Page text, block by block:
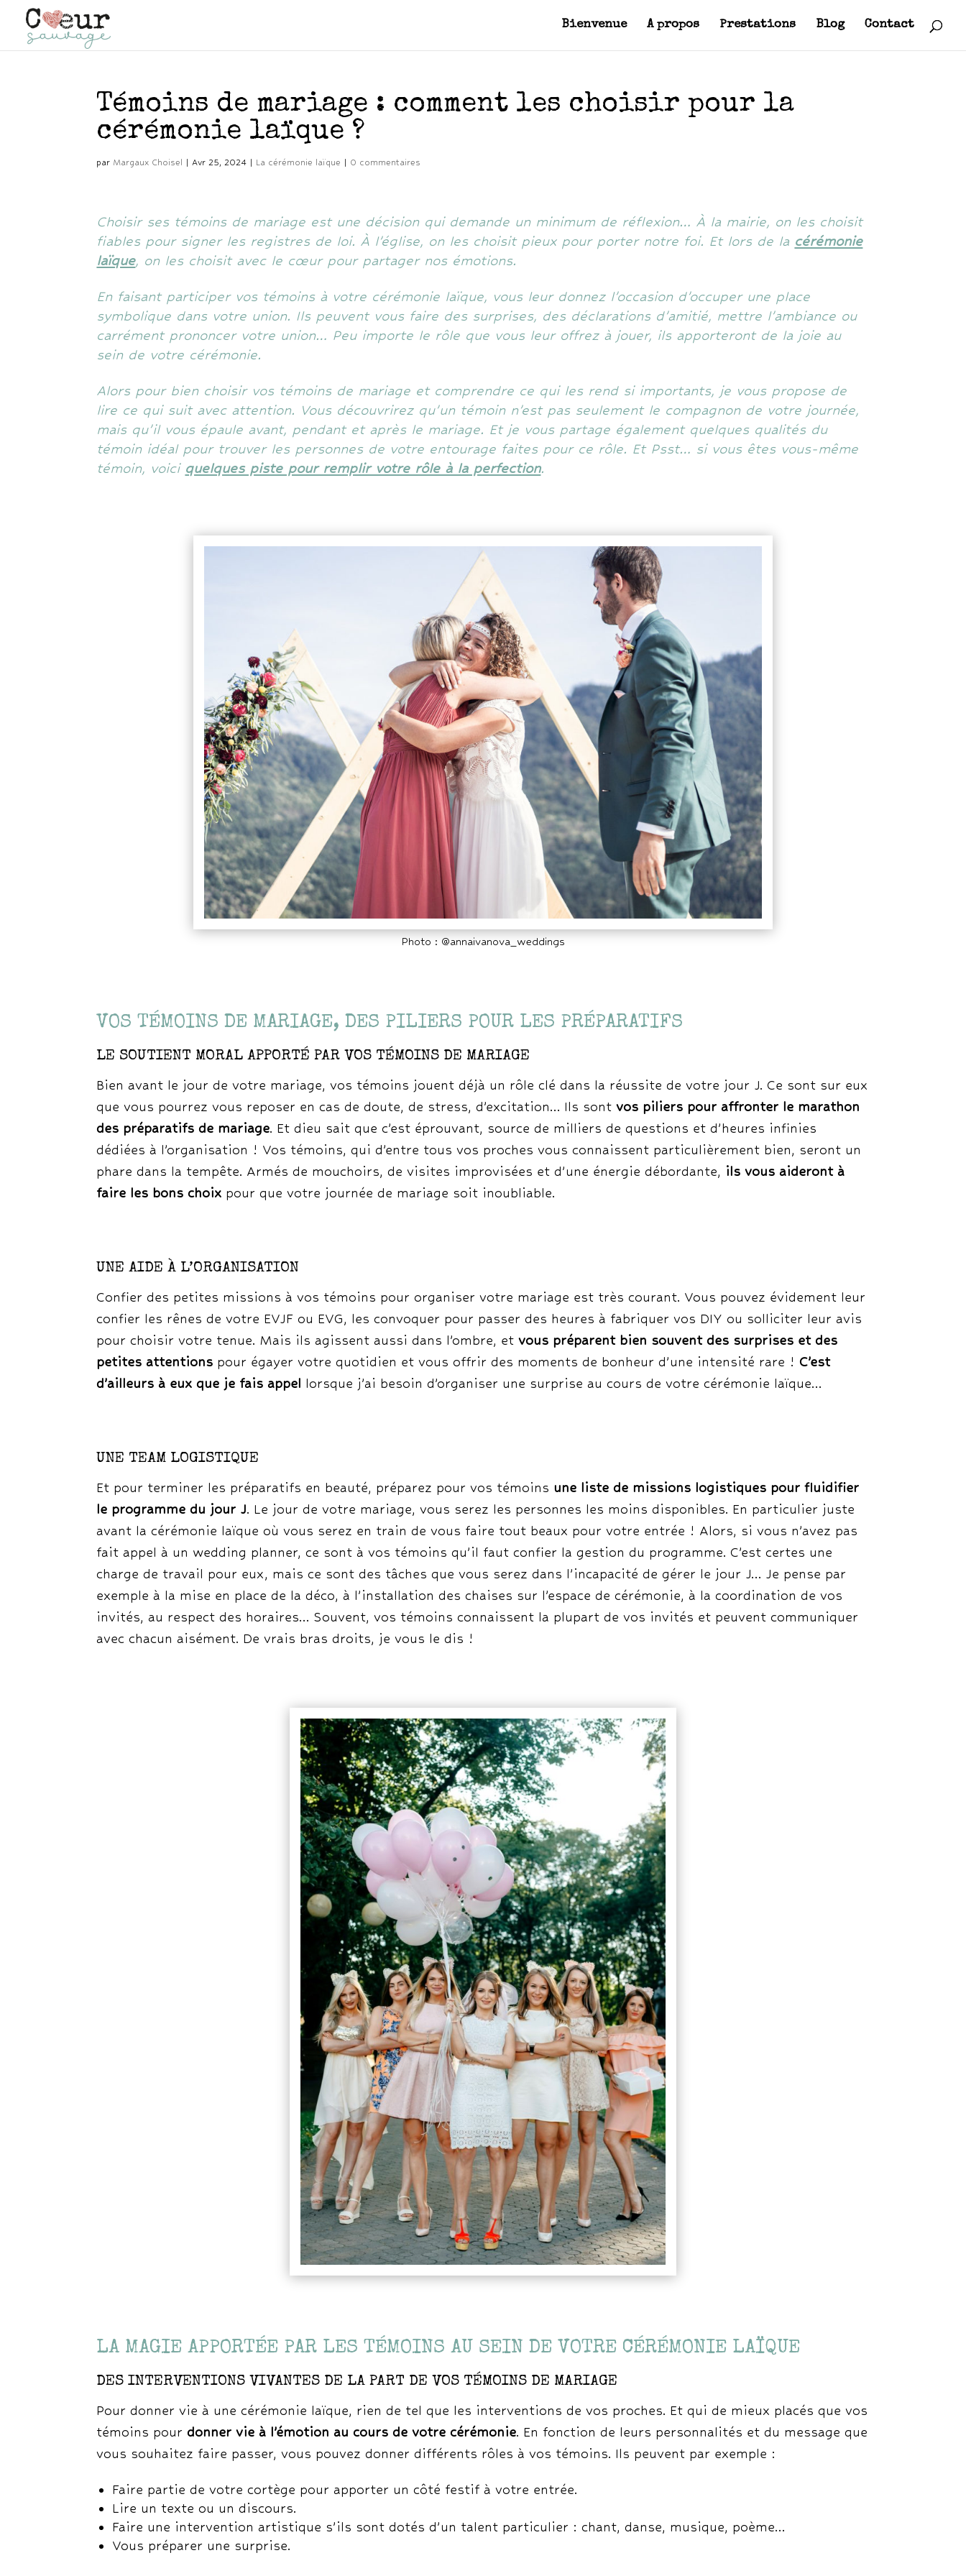
Bienvenue A propos Prestations Blog Contact
Témoins de mariage : comment les choisir pour la
cérémonie laïque ?
par Margaux Choisel |Avr 25, 2024 La cérémonie laïque 0 commentaires
Choisir ses témoins de mariage est une décision qui demande un minimum de réflexion… À la mairie, on les choisit
fiables pour signer les registres de loi. À l’église, on les choisit pieux pour porter notre foi. Et lors de la cérémonie
laïque, on les choisit avec le cœur pour partager nos émotions.
En faisant participer vos témoins à votre cérémonie laïque, vous leur donnez l’occasion d’occuper une place
symbolique dans votre union. Ils peuvent vous faire des surprises, des déclarations d’amitié, mettre l’ambiance ou
carrément prononcer votre union… Peu importe le rôle que vous leur offrez à jouer, ils apporteront de la joie au
sein de votre cérémonie.
Alors pour bien choisir vos témoins de mariage et comprendre ce qui les rend si importants, je vous propose de
lire ce qui suit avec attention. Vous découvrirez qu’un témoin n’est pas seulement le compagnon de votre journée,
mais qu’il vous épaule avant, pendant et après le mariage. Et je vous partage également quelques qualités du
témoin idéal pour trouver les personnes de votre entourage faites pour ce rôle. Et Psst… si vous êtes vous-même
témoin, voici quelques piste pour remplir votre rôle à la perfection.
Photo : @annaivanova_weddings
VOS TÉMOINS DE MARIAGE, DES PILIERS POUR LES PRÉPARATIFS
LE SOUTIENT MORAL APPORTÉ PAR VOS TÉMOINS DE MARIAGE
Bien avant le jour de votre mariage, vos témoins jouent déjà un rôle clé dans la réussite de votre jour J. Ce sont sur eux
que vous pourrez vous reposer en cas de doute, de stress, d’excitation… Ils sontvos piliers pour affronter le marathon
des préparatifs de mariage. Et dieu sait que c’est éprouvant, source de milliers de questions et d’heures infinies
dédiées à l’organisation ! Vos témoins, qui d’entre tous vos proches vous connaissent particulièrement bien, seront un
phare dans la tempête. Armés de mouchoirs, de visites improvisées et d’une énergie débordante, ils vous aideront à
faire les bons choix pour que votre journée de mariage soit inoubliable.
UNE AIDE À L’ORGANISATION
Confier des petites missions à vos témoins pour organiser votre mariage est très courant. Vous pouvez évidement leur
confier les rênes de votre EVJF ou EVG, les convoquer pour passer des heures à fabriquer vos DIY ou solliciter leur avis
pour choisir votre tenue. Mais ils agissent aussi dans l’ombre, etvous préparent bien souvent des surprises et des
petites attentions pour égayer votre quotidien et vous offrir des moments de bonheur d’une intensité rare !C’est
d’ailleurs à eux que je fais appel lorsque j’ai besoin d’organiser une surprise au cours de votre cérémonie laïque…
UNE TEAM LOGISTIQUE
Et pour terminer les préparatifs en beauté, préparez pour vos témoins une liste de missions logistiques pour fluidifier
le programme du jour J. Le jour de votre mariage, vous serez les personnes les moins disponibles. En particulier juste
avant la cérémonie laïque où vous serez en train de vous faire tout beaux pour votre entrée ! Alors, si vous n’avez pas
fait appel à un wedding planner, ce sont à vos témoins qu’il faut confier la gestion du programme. C’est certes une
charge de travail pour eux, mais ce sont des tâches que vous serez dans l’incapacité de gérer le jour J… Je pense par
exemple à la mise en place de la déco, à l’installation des chaises sur l’espace de cérémonie, à la coordination de vos
invités, au respect des horaires… Souvent, vos témoins connaissent la plupart de vos invités et peuvent communiquer
avec chacun aisément. De vrais bras droits, je vous le dis !
LA MAGIE APPORTÉE PAR LES TÉMOINS AU SEIN DE VOTRE CÉRÉMONIE LAÏQUE
DES INTERVENTIONS VIVANTES DE LA PART DE VOS TÉMOINS DE MARIAGE
Pour donner vie à une cérémonie laïque, rien de tel que les interventions de vos proches. Et qui de mieux placés que vos
témoins pourdonner vie à l’émotion au cours de votre cérémonie. En fonction de leurs personnalités et du message que
vous souhaitez faire passer, vous pouvez donner différents rôles à vos témoins. Ils peuvent par exemple :
Faire partie de votre cortège pour apporter un côté festif à votre entrée.
Lire un texte ou un discours.
Faire une intervention artistique s’ils sont dotés d’un talent particulier : chant, danse, musique, poème…
Vous préparer une surprise.